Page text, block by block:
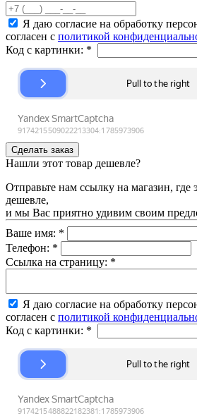
Я даю согласие на обработку
согласен с политикой
Код с картинки: *
Нашли этот товар дешевле?
Отправьте нам ссылку на магазин, где
дешевле,
и мы Вас приятно удивим своим
Ваше имя: *
Телефон: *
Ссылка на страницу: *
Я даю согласие на обработку
согласен с политикой
Код с картинки: *